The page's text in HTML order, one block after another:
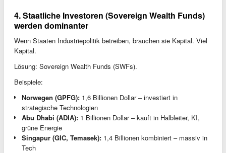
4. Staatliche Investoren (Sovereign Wealth Funds)
werden dominanter
Wenn Staaten Industriepolitik betreiben, brauchen sie Kapital. Viel
Kapital.
Lösung: Sovereign Wealth Funds (SWFs).
Beispiele:
Norwegen (GPFG): 1,6 Billionen Dollar – investiert in
strategische Technologien
Abu Dhabi (ADIA): 1 Billionen Dollar – kauft in Halbleiter, KI,
grüne Energie
Singapur (GIC, Temasek): 1,4 Billionen kombiniert – massiv in
Tech